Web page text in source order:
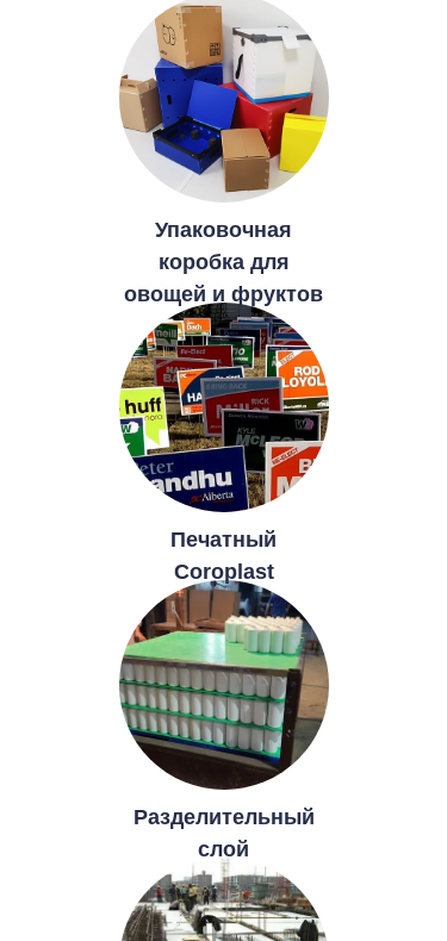
Упаковочная
коробка для
овощей и фруктов
Печатный
Coroplast
Разделительный
слой